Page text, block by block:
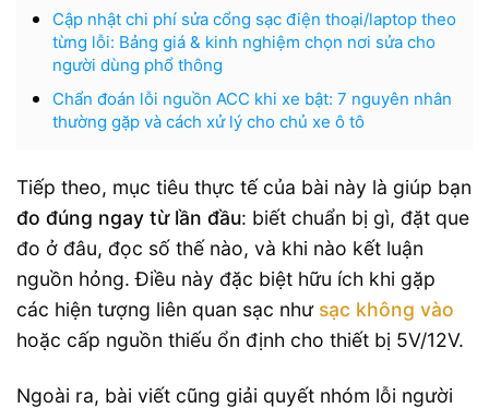
Cập nhật chi phí sửa cổng sạc điện thoại/laptop theo
từng lỗi: Bảng giá & kinh nghiệm chọn nơi sửa cho
người dùng phổ thông
Chẩn đoán lỗi nguồn ACC khi xe bật: 7 nguyên nhân
thường gặp và cách xử lý cho chủ xe ô tô
Tiếp theo, mục tiêu thực tế của bài này là giúp bạn
đo đúng ngay từ lần đầu: biết chuẩn bị gì, đặt que
đo ở đâu, đọc số thế nào, và khi nào kết luận
nguồn hỏng. Điều này đặc biệt hữu ích khi gặp
các hiện tượng liên quan sạc như sạc không vào
hoặc cấp nguồn thiếu ổn định cho thiết bị 5V/12V.
Ngoài ra, bài viết cũng giải quyết nhóm lỗi người